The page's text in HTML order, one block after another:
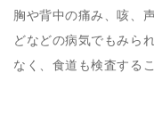
胸や背中の痛み、咳、
どなどの病気でもみら
なく、食道も検査する